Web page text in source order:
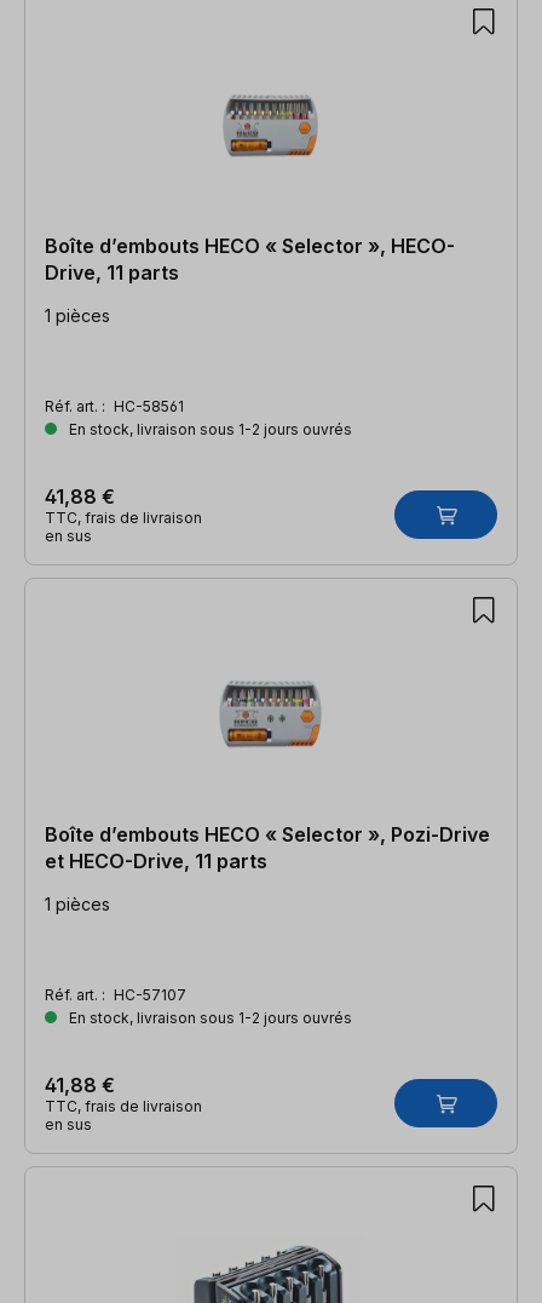
Boîte d’embouts HECO « Selector », HECO-
Drive, 11 parts
1 pièces
Réf. art. : HC-58561
En stock, livraison sous 1-2 jours ouvrés
41,88 €
TTC, frais de livraison
en sus
Boîte d’embouts HECO « Selector », Pozi-Drive
et HECO-Drive, 11 parts
1 pièces
Réf. art. : HC-57107
En stock, livraison sous 1-2 jours ouvrés
41,88 €
TTC, frais de livraison
en sus